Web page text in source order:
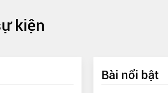
kiện
Bài nổi bật